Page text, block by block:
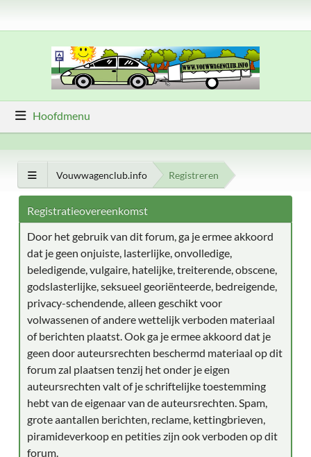
Hoofdmenu
Vouwwagenclub.info Registreren
Registratieovereenkomst
Door het gebruik van dit forum, ga je ermee akkoord
dat je geen onjuiste, lasterlijke, onvolledige,
beledigende, vulgaire, hatelijke, treiterende, obscene,
godslasterlijke, seksueel georiënteerde, bedreigende,
privacy-schendende, alleen geschikt voor
volwassenen of andere wettelijk verboden materiaal
of berichten plaatst. Ook ga je ermee akkoord dat je
geen door auteursrechten beschermd materiaal op dit
forum zal plaatsen tenzij het onder je eigen
auteursrechten valt of je schriftelijke toestemming
hebt van de eigenaar van de auteursrechten. Spam,
grote aantallen berichten, reclame, kettingbrieven,
piramideverkoop en petities zijn ook verboden op dit
forum.